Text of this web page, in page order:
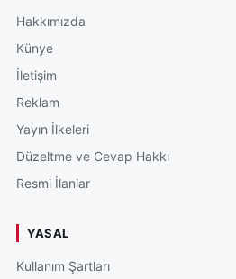
Hakkımızda
Künye
İletişim
Reklam
Yayın İlkeleri
Düzeltme ve Cevap Hakkı
Resmi İlanlar
YASAL
Kullanım Şartları